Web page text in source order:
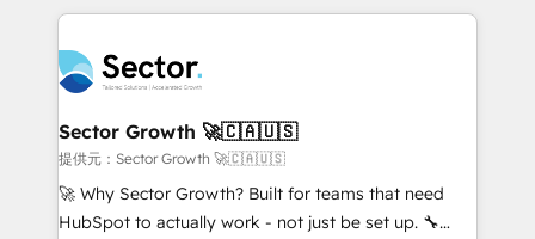
empresas em 13 países utilizam a Nexforce. Somos
a maior parceira da HubSpot na América Latina e
líder no ranking global de sucesso do cliente da
HubSpot.
integrations, custom CMS portal development,
businesses. Our teams are based in North America
and APAC. We are HubSpot's top-ranked Advanced
Implementation Certified Partner and we contribute
to their advisory council. We strive to do 'good work
with good people' and have worked with incredible
brands. You can see some of them on our website,
Sector Growth 🚀🇨🇦🇺🇸
提供元：Sector Growth 🚀🇨🇦🇺🇸
🚀 Why Sector Growth? Built for teams that need
HubSpot to actually work - not just be set up. 🔧